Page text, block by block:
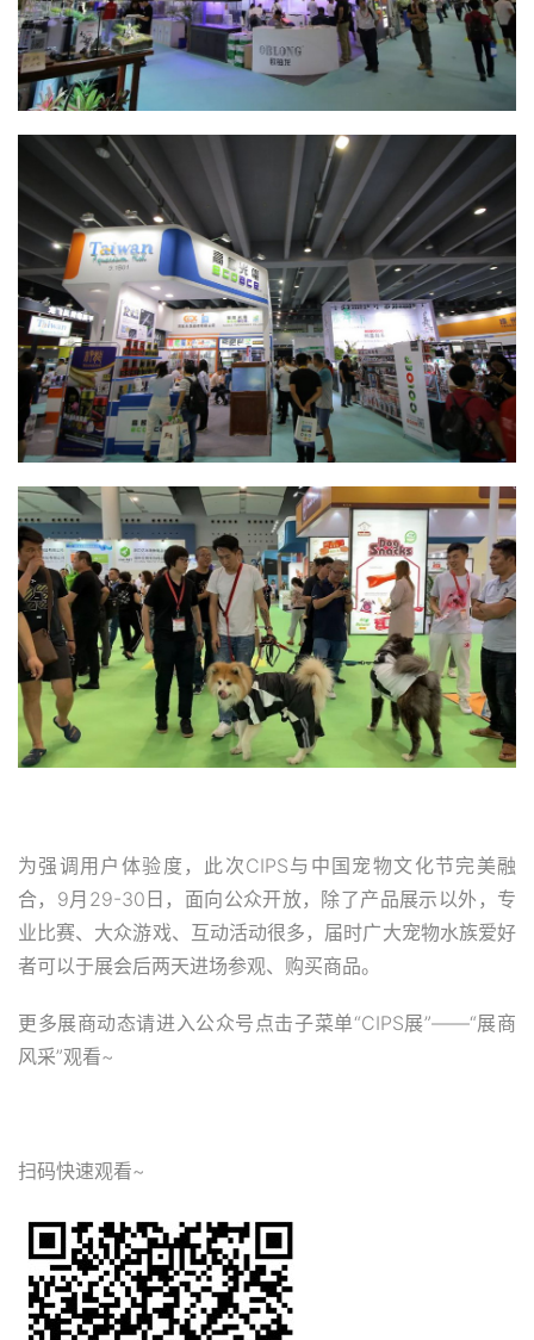
为强调用户体验度，此次CIPS与中国宠物文化节完美融
合，9月29-30日，面向公众开放，除了产品展示以外，专
业比赛、大众游戏、互动活动很多，届时广大宠物水族爱好
者可以于展会后两天进场参观、购买商品。
更多展商动态请进入公众号点击子菜单“CIPS展”——“展商
风采”观看~
扫码快速观看~